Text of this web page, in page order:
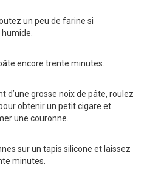
un peu de farine si
humide.
encore trente minutes.
d’une grosse noix de pâte, roulez
obtenir un petit cigare et
une couronne.
sur un tapis silicone et laissez
minutes.